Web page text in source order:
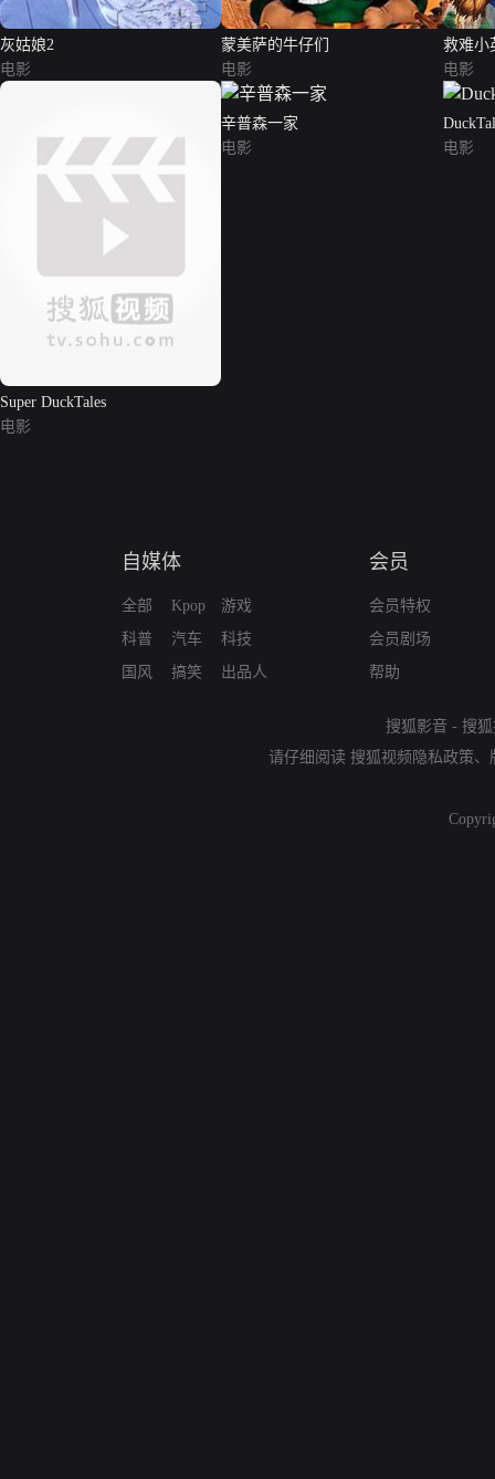
灰姑娘2
电影
蒙美萨的牛仔们
电影
救难小
电影
Super DuckTales
电影
辛普森一家
电影
电影
自媒体
全部
科普
国风
Kpop
汽车
搞笑
游戏
科技
出品人
会员
会员特权
会员剧场
帮助
搜狐影音 - 搜
请仔细阅读 搜狐视频隐私政策、